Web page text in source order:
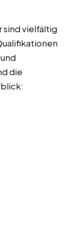
sind vielfältig
die